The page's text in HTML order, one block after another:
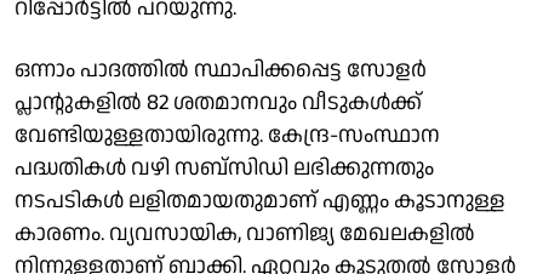
റിപ്പോര്‍ട്ടില്‍ പറയുന്നു.
ഒന്നാം പാദത്തില്‍ സ്ഥാപിക്കപ്പെട്ട സോളര്‍
പ്ലാന്റുകളില്‍ 82 ശതമാനവും വീടുകള്‍ക്ക്
വേണ്ടിയുള്ളതായിരുന്നു. കേന്ദ്ര-സംസ്ഥാന
പദ്ധതികള്‍ വഴി സബ്‌സിഡി ലഭിക്കുന്നതും
നടപടികള്‍ ലളിതമായതുമാണ് എണ്ണം കൂടാനുള്ള
കാരണം. വ്യവസായിക, വാണിജ്യ മേഖലകളില്‍
നിന്നുള്ളതാണ് ബാക്കി. ഏറ്റവും കൂടുതല്‍ സോളര്‍